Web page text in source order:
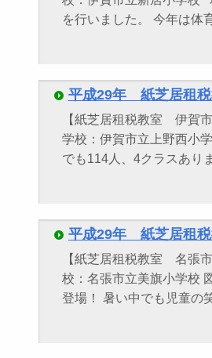
を行いました。 今年は体
平成29年 紙芝居租税
【紙芝居租税教室 伊賀
学校：伊賀市立上野西小
でも114人、4クラスあり
平成29年 紙芝居租税
【紙芝居租税教室 名張
校：名張市立美旗小学校
登場！ 暑い中でも児童の